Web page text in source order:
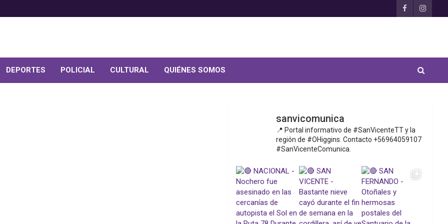
DEPORTES POLICIAL CULTURAL QUIÉNES SOMOS
sanvicomunica
📍 Portal informativo de #SanVicenteTT y la
región de #OHiggins. Contacto +56964059107
#SanVicenteComunica.